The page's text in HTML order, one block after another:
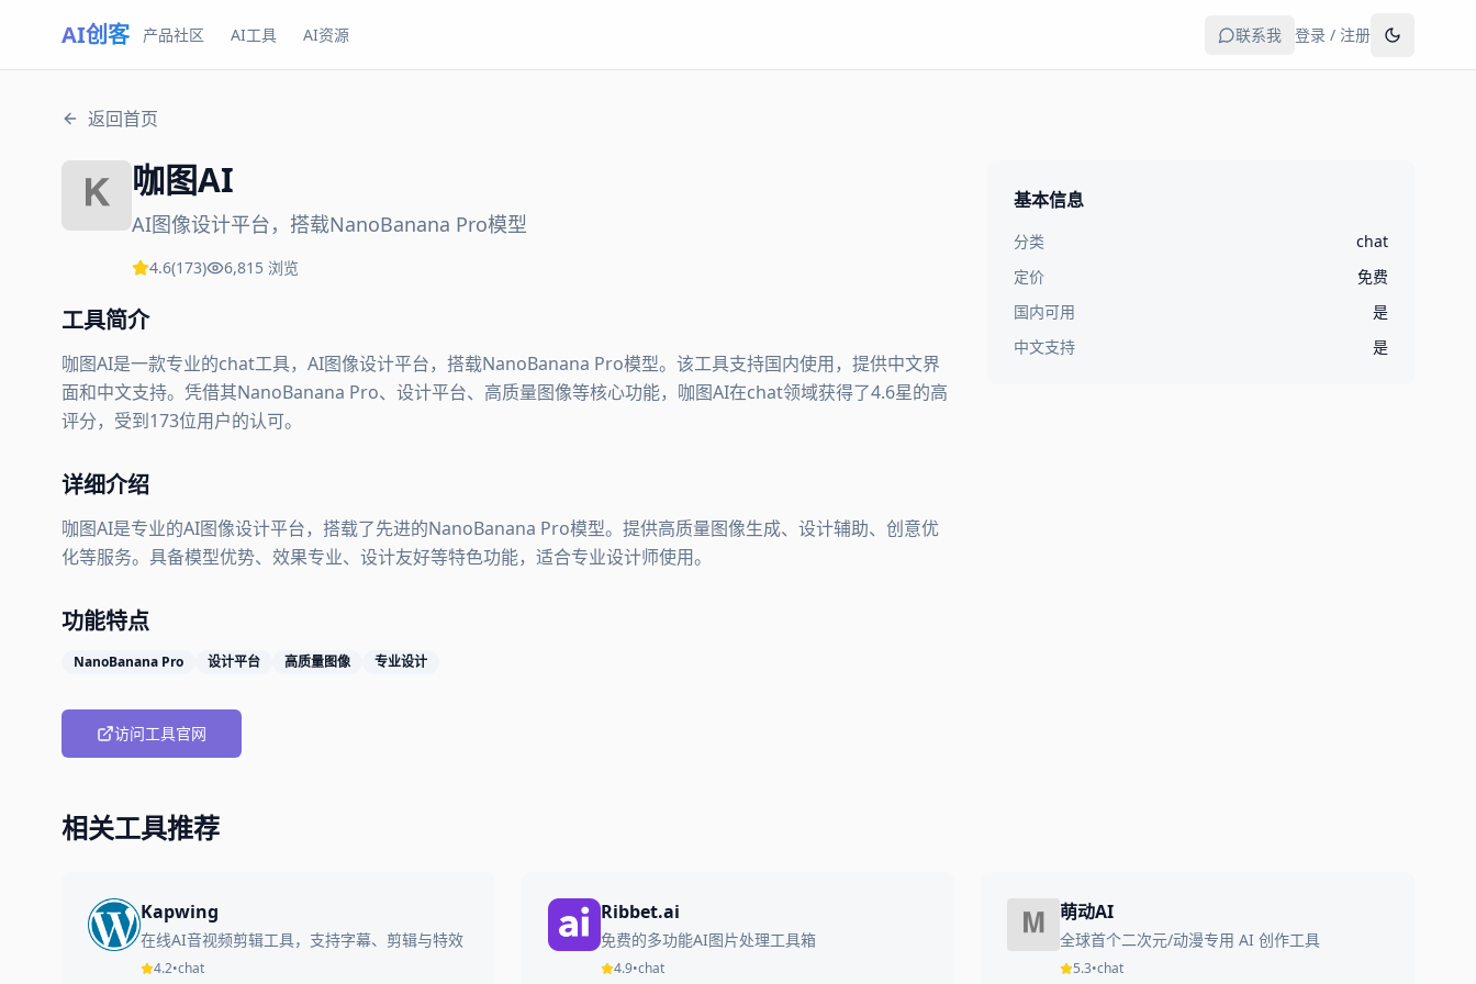
AI创客 产品社区 AI工具 AI资源 联系我 登录 / 注册
返回首页
咖图AI
AI图像设计平台，搭载NanoBanana Pro模型
4.6(173) 6,815 浏览
工具简介
咖图AI是一款专业的chat工具，AI图像设计平台，搭载NanoBanana Pro模型。该工具支持国内使用，提供中文界
面和中文支持。凭借其NanoBanana Pro、设计平台、高质量图像等核心功能，咖图AI在chat领域获得了4.6星的高
评分，受到173位用户的认可。
详细介绍
咖图AI是专业的AI图像设计平台，搭载了先进的NanoBanana Pro模型。提供高质量图像生成、设计辅助、创意优
化等服务。具备模型优势、效果专业、设计友好等特色功能，适合专业设计师使用。
功能特点
NanoBanana Pro 设计平台 高质量图像 专业设计
访问工具官网
基本信息
分类
chat
定价
免费
国内可用
是
中文支持
是
相关工具推荐
Kapwing
在线AI音视频剪辑工具，支持字幕、剪辑与特效
4.2•chat
Ribbet.ai
免费的多功能AI图片处理工具箱
4.9•chat
萌动AI
全球首个二次元/动漫专用 AI 创作工具
5.3•chat